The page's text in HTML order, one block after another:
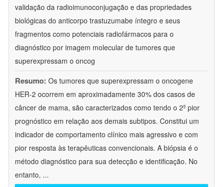
validação da radioimunoconjugação e das propriedades
biológicas do anticorpo trastuzumabe íntegro e seus
fragmentos como potenciais radiofármacos para o
diagnóstico por imagem molecular de tumores que
superexpressam o oncog
Resumo: Os tumores que superexpressam o oncogene
HER-2 ocorrem em aproximadamente 30% dos casos de
câncer de mama, são caracterizados como tendo o 2º pior
prognóstico em relação aos demais subtipos. Constitui um
indicador de comportamento clínico mais agressivo e com
pior resposta às terapêuticas convencionais. A biópsia é o
método diagnóstico para sua detecção e identificação. No
entanto, ...